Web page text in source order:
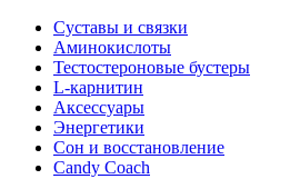
Суставы и связки
Аминокислоты
Тестостероновые бустеры
L-карнитин
Аксессуары
Энергетики
Сон и восстановление
Candy Coach